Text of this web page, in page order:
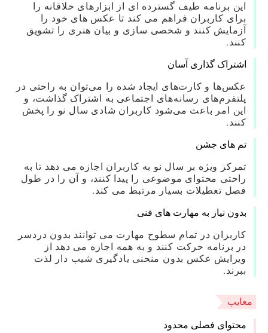
این برنامه طیف گسترده ای از ابزارهای خلاقانه را
برای کاربران فراهم می کند تا عکس های خود را
آزمایش کنند و شخصی سازی و بیان هنری را تشویق
کنند.
اشتراک گذاری آسان
عکس‌ها و کارت‌های ایجاد شده را می‌توان به راحتی در
پلتفرم‌های رسانه‌های اجتماعی به اشتراک گذاشت، و
این امر باعث می‌شود کاربران شادی سال نو را پخش
کنند.
تم های جشن
تمرکز ویژه بر سال نو به کاربران اجازه می دهد تا به
راحتی محتوای موضوعی را پیدا کنند، و آن را در طول
فصل تعطیلات بسیار مرتبط می کند.
بدون نیاز به مهارت های فنی
کاربران در تمام سطوح مهارت می توانند بدون دردسر
در برنامه حرکت کنند و به همه اجازه می دهد از
ویرایش عکس بدون منحنی یادگیری شیب دار لذت
ببرند.
معایب
محتوای فصلی محدود